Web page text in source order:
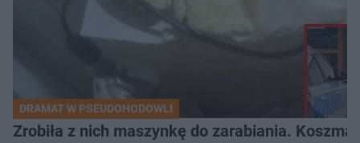
DRAMAT W PSEUDOHODOWLI
Zrobiła z nich maszynkę do zarabiania.